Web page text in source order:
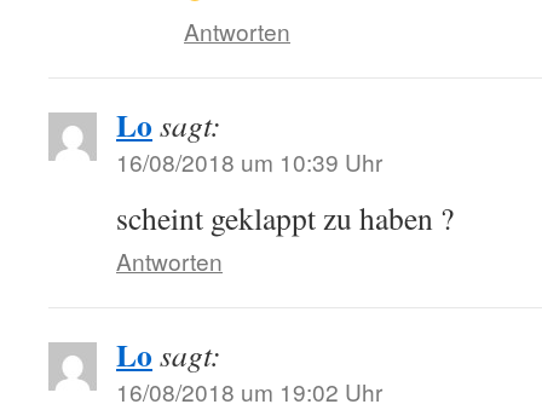
Antworten
Lo sagt:
16/08/2018 um 10:39 Uhr
scheint geklappt zu haben ?
Antworten
Lo sagt:
16/08/2018 um 19:02 Uhr